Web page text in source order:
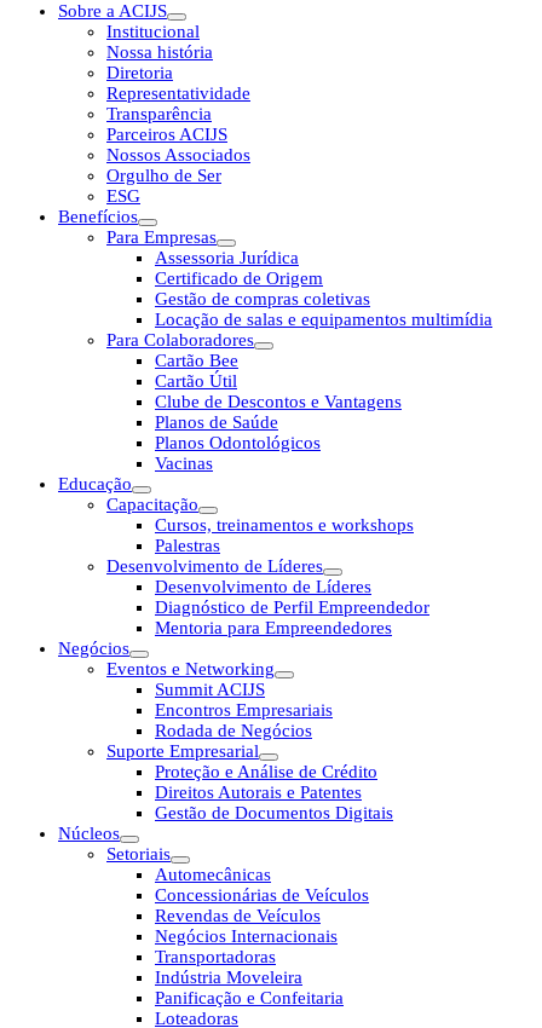
Sobre a ACIJS
Institucional
Nossa história
Diretoria
Representatividade
Transparência
Parceiros ACIJS
Nossos Associados
Orgulho de Ser
ESG
Benefícios
Para Empresas
Assessoria Jurídica
Certificado de Origem
Gestão de compras coletivas
Locação de salas e equipamentos multimídia
Para Colaboradores
Cartão Bee
Cartão Útil
Clube de Descontos e Vantagens
Planos de Saúde
Planos Odontológicos
Vacinas
Educação
Capacitação
Cursos, treinamentos e workshops
Palestras
Desenvolvimento de Líderes
Desenvolvimento de Líderes
Diagnóstico de Perfil Empreendedor
Mentoria para Empreendedores
Negócios
Eventos e Networking
Summit ACIJS
Encontros Empresariais
Rodada de Negócios
Suporte Empresarial
Proteção e Análise de Crédito
Direitos Autorais e Patentes
Gestão de Documentos Digitais
Núcleos
Setoriais
Automecânicas
Concessionárias de Veículos
Revendas de Veículos
Negócios Internacionais
Transportadoras
Indústria Moveleira
Panificação e Confeitaria
Loteadoras